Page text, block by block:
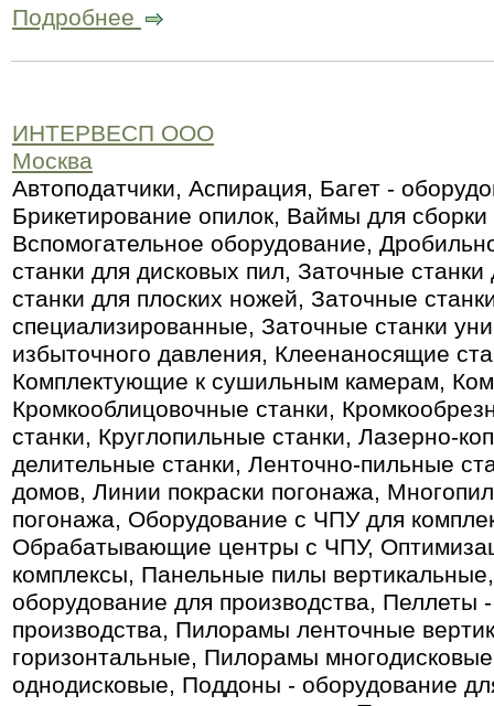
Подробнее
ИНТЕРВЕСП ООО
Москва
Автоподатчики, Аспирация, Багет -
Брикетирование опилок, Ваймы для
Вспомогательное оборудование,
станки для дисковых пил, Заточные
станки для плоских ножей, Заточные
специализированные, Заточные станки
избыточного давления, Клеенаносящие
Комплектующие к сушильным камерам,
Кромкооблицовочные станки,
станки, Круглопильные станки, Лазерно-
делительные станки, Ленточно-пильные
домов, Линии покраски погонажа,
погонажа, Оборудование с ЧПУ для
Обрабатывающие центры с ЧПУ,
комплексы, Панельные пилы
оборудование для производства, Пеллеты
производства, Пилорамы ленточные
горизонтальные, Пилорамы
однодисковые, Поддоны - оборудование